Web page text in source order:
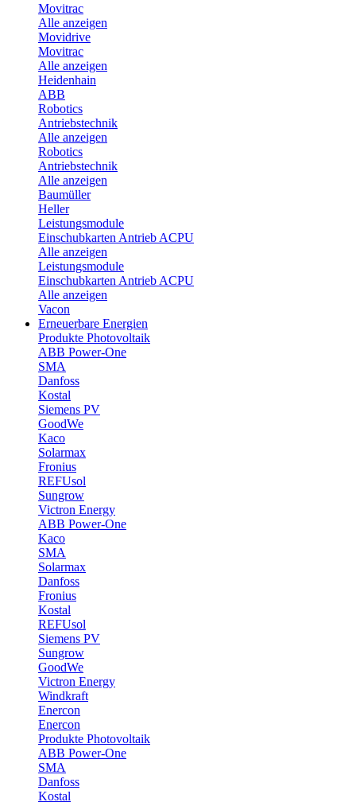
Movitrac
Alle anzeigen
Movidrive
Movitrac
Alle anzeigen
Heidenhain
ABB
Robotics
Antriebstechnik
Alle anzeigen
Robotics
Antriebstechnik
Alle anzeigen
Baumüller
Heller
Leistungsmodule
Einschubkarten Antrieb ACPU
Alle anzeigen
Leistungsmodule
Einschubkarten Antrieb ACPU
Alle anzeigen
Vacon
Erneuerbare Energien
Produkte Photovoltaik
ABB Power-One
SMA
Danfoss
Kostal
Siemens PV
GoodWe
Kaco
Solarmax
Fronius
REFUsol
Sungrow
Victron Energy
ABB Power-One
Kaco
SMA
Solarmax
Danfoss
Fronius
Kostal
REFUsol
Siemens PV
Sungrow
GoodWe
Victron Energy
Windkraft
Enercon
Enercon
Produkte Photovoltaik
ABB Power-One
SMA
Danfoss
Kostal